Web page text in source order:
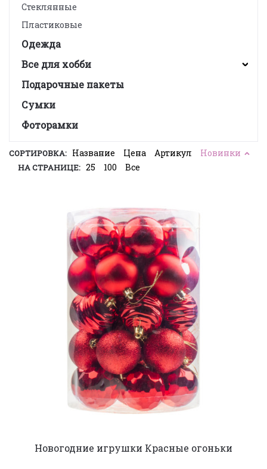
Стеклянные
Пластиковые
Одежда
Все для хобби
Подарочные пакеты
Сумки
Фоторамки
СОРТИРОВКА: Название Цена Артикул Новинки
НА СТРАНИЦЕ: 25 100 Все
Новогодние игрушки Красные огоньки